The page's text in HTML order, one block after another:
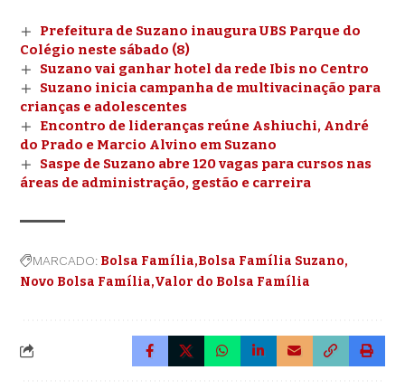
Prefeitura de Suzano inaugura UBS Parque do
Colégio neste sábado (8)
Suzano vai ganhar hotel da rede Ibis no Centro
Suzano inicia campanha de multivacinação para
crianças e adolescentes
Encontro de lideranças reúne Ashiuchi, André
do Prado e Marcio Alvino em Suzano
Saspe de Suzano abre 120 vagas para cursos nas
áreas de administração, gestão e carreira
MARCADO: Bolsa Família Bolsa Família Suzano
Novo Bolsa Família Valor do Bolsa Família